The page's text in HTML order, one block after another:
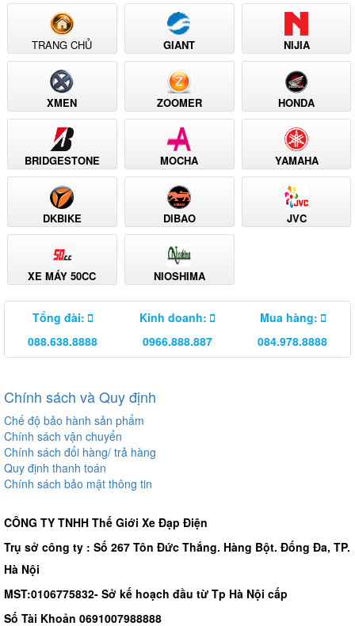
TRANG CHỦ GIANT NIJIA
XMEN ZOOMER HONDA
BRIDGESTONE MOCHA YAMAHA
DKBIKE DIBAO JVC
XE MÁY 50CC NIOSHIMA
Tổng đài:
088.638.8888
Kinh doanh:
0966.888.887
Mua hàng:
084.978.8888
Chính sách và Quy định
Chế độ bảo hành sản phẩm
Chính sách vận chuyển
Chính sách đổi hàng/ trả hàng
Quy định thanh toán
Chính sách bảo mật thông tin
CÔNG TY TNHH Thế Giới Xe Đạp Điện
Trụ sở công ty : Số 267 Tôn Đức Thắng. Hàng Bột. Đống Đa, TP.
Hà Nội
MST:0106775832- Sở kế hoạch đầu từ Tp Hà Nội cấp
Số Tài Khoản 0691007988888